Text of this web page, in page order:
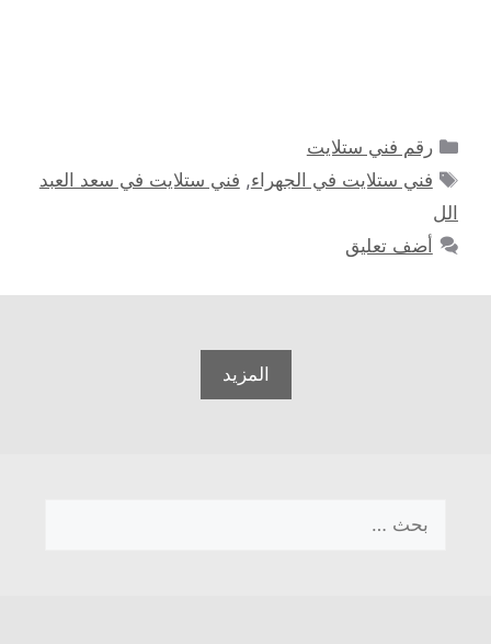
التصنيفات
رقم فني ستلايت
الوسوم
فني ستلايت في الجهراء, فني ستلايت في سعد العبد
الل
أضف تعليق
المزيد
عن: